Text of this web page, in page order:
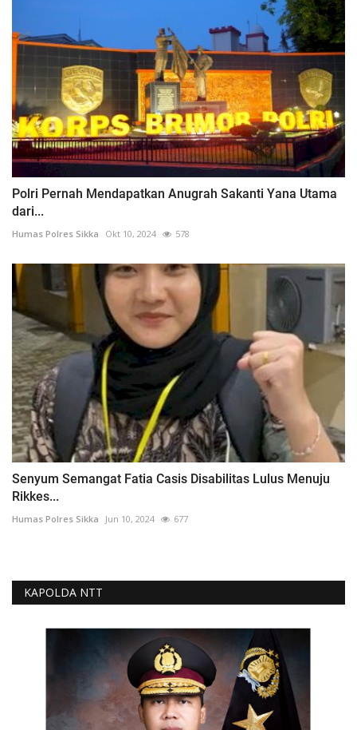
Polri Pernah Mendapatkan Anugrah Sakanti Yana Utama
dari...
Humas Polres Sikka Okt 10, 2024 578
Senyum Semangat Fatia Casis Disabilitas Lulus Menuju
Rikkes...
Humas Polres Sikka Jun 10, 2024 677
KAPOLDA NTT